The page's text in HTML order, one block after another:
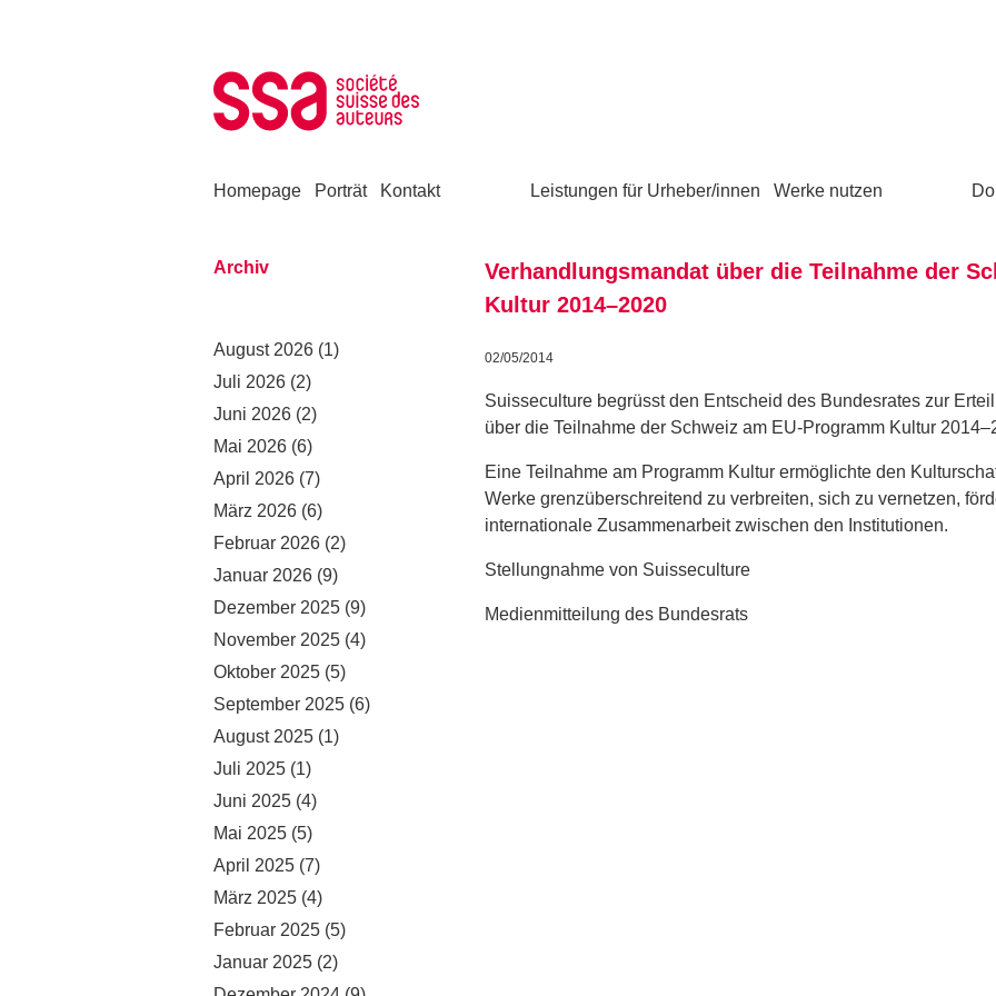
Homepage Porträt Kontakt Leistungen für Urheber/innen Werke nutzen
Archiv
August 2026 (1)
Juli 2026 (2)
Juni 2026 (2)
Mai 2026 (6)
April 2026 (7)
März 2026 (6)
Februar 2026 (2)
Januar 2026 (9)
Dezember 2025 (9)
November 2025 (4)
Oktober 2025 (5)
September 2025 (6)
August 2025 (1)
Juli 2025 (1)
Juni 2025 (4)
Mai 2025 (5)
April 2025 (7)
März 2025 (4)
Februar 2025 (5)
Januar 2025 (2)
Verhandlungsmandat über die Teilnahme der
Kultur 2014–2020
02/05/2014
Suisseculture begrüsst den Entscheid des Bundesrates zur
über die Teilnahme der Schweiz am EU-Programm Kultur
Eine Teilnahme am Programm Kultur ermöglichte den
Werke grenzüberschreitend zu verbreiten, sich zu vernetzen,
internationale Zusammenarbeit zwischen den Institutionen.
Stellungnahme von Suisseculture
Medienmitteilung des Bundesrats